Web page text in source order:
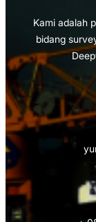
Kami adalah
bidang